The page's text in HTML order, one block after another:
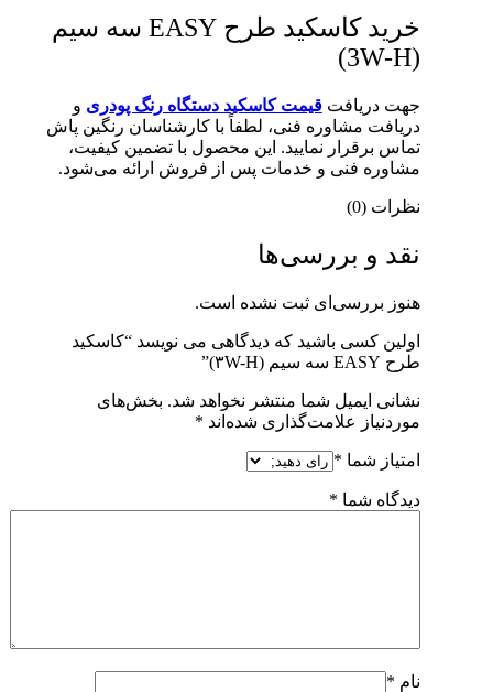
خرید کاسکید طرح EASY سه سیم
(3W-H)
جهت دریافتقیمت کاسکید دستگاه رنگ پودری و
دریافت مشاوره فنی، لطفاً با کارشناسان رنگین پاش
تماس برقرار نمایید. این محصول با تضمین کیفیت،
مشاوره فنی و خدمات پس از فروش ارائه می‌شود.
نظرات (0)
نقد و بررسی‌ها
هنوز بررسی‌ای ثبت نشده است.
اولین کسی باشید که دیدگاهی می نویسد “کاسکید
طرح EASY سه سیم (۳W-H)”
نشانی ایمیل شما منتشر نخواهد شد. بخش‌های
موردنیاز علامت‌گذاری شده‌اند *
امتیاز شما *
دیدگاه شما *
نام *